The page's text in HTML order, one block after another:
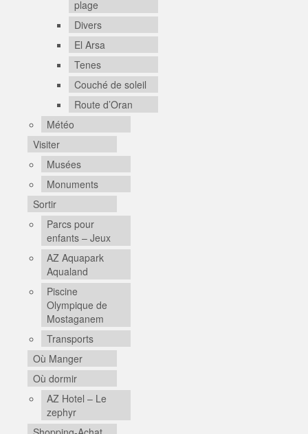
plage
Divers
El Arsa
Tenes
Couché de soleil
Route d’Oran
Météo
Visiter
Musées
Monuments
Sortir
Parcs pour
enfants – Jeux
AZ Aquapark
Aqualand
Piscine
Olympique de
Mostaganem
Transports
Où Manger
Où dormir
AZ Hotel – Le
zephyr